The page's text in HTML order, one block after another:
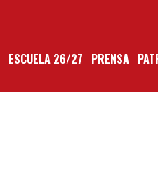
ESCUELA 26/27 PRENSA